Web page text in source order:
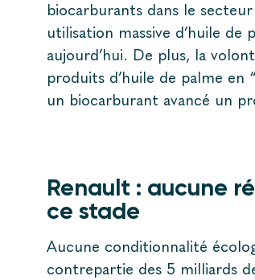
biocarburants dans le
utilisation massive d’huile de
aujourd’hui. De plus, la
produits d’huile de palme en
un biocarburant avancé un
Renault : aucune
ce stade
Aucune conditionnalité
contrepartie des 5 milliards